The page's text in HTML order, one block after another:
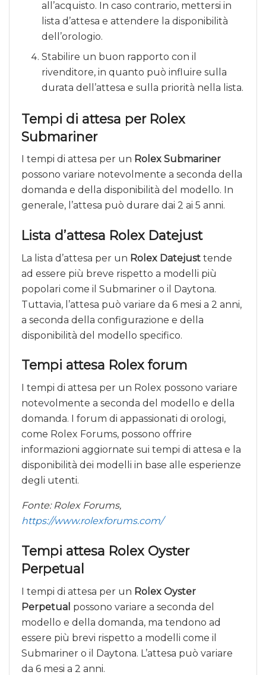
all’acquisto. In caso contrario, mettersi in
lista d’attesa e attendere la disponibilità
dell’orologio.
Stabilire un buon rapporto con il
rivenditore, in quanto può influire sulla
durata dell’attesa e sulla priorità nella lista.
Tempi di attesa per Rolex
Submariner
I tempi di attesa per un Rolex Submariner
possono variare notevolmente a seconda della
domanda e della disponibilità del modello. In
generale, l’attesa può durare dai 2 ai 5 anni.
Lista d’attesa Rolex Datejust
La lista d’attesa per un Rolex Datejust tende
ad essere più breve rispetto a modelli più
popolari come il Submariner o il Daytona.
Tuttavia, l’attesa può variare da 6 mesi a 2 anni,
a seconda della configurazione e della
disponibilità del modello specifico.
Tempi attesa Rolex forum
I tempi di attesa per un Rolex possono variare
notevolmente a seconda del modello e della
domanda. I forum di appassionati di orologi,
come Rolex Forums, possono offrire
informazioni aggiornate sui tempi di attesa e la
disponibilità dei modelli in base alle esperienze
degli utenti.
Fonte: Rolex Forums,
https://www.rolexforums.com/
Tempi attesa Rolex Oyster
Perpetual
I tempi di attesa per un Rolex Oyster
Perpetual possono variare a seconda del
modello e della domanda, ma tendono ad
essere più brevi rispetto a modelli come il
Submariner o il Daytona. L’attesa può variare
da 6 mesi a 2 anni.